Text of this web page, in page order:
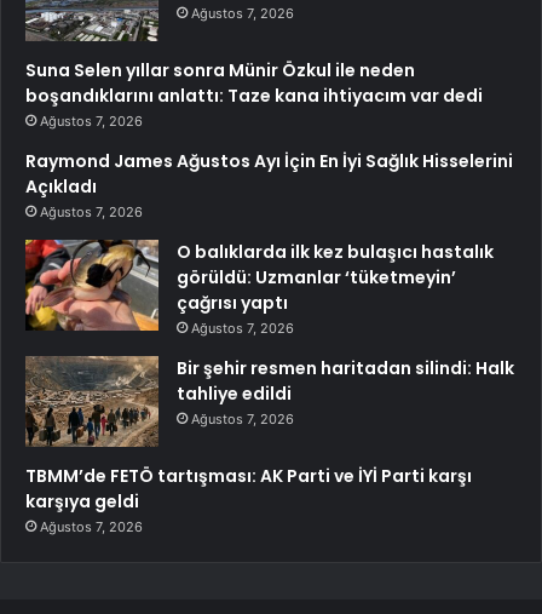
Ağustos 7, 2026
Suna Selen yıllar sonra Münir Özkul ile neden
boşandıklarını anlattı: Taze kana ihtiyacım var dedi
Ağustos 7, 2026
Raymond James Ağustos Ayı İçin En İyi Sağlık Hisselerini
Açıkladı
Ağustos 7, 2026
O balıklarda ilk kez bulaşıcı hastalık
görüldü: Uzmanlar ‘tüketmeyin’
çağrısı yaptı
Ağustos 7, 2026
Bir şehir resmen haritadan silindi: Halk
tahliye edildi
Ağustos 7, 2026
TBMM’de FETÖ tartışması: AK Parti ve İYİ Parti karşı
karşıya geldi
Ağustos 7, 2026